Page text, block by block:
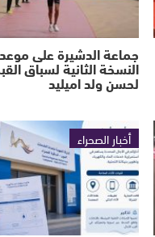
جماعة الدشيرة على
النسخة الثانية لسباق
لحسن ولد اميليد
أخبار الصحراء